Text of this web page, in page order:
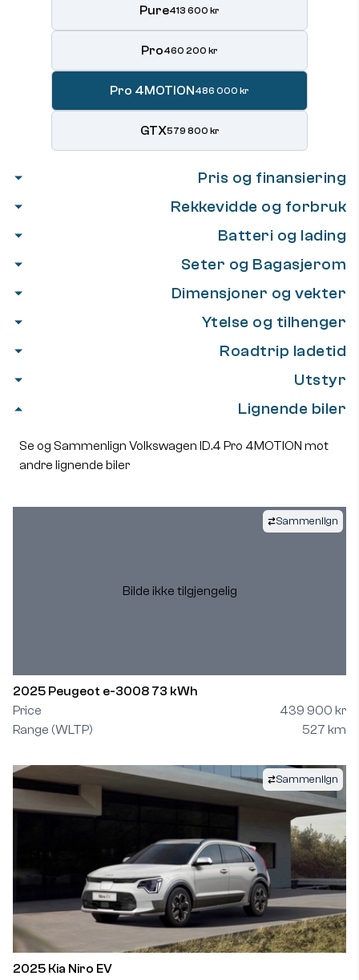
Pure413 600 kr
Pro460 200 kr
Pro 4MOTION486 000 kr
GTX579 800 kr
Pris og finansiering
Rekkevidde og forbruk
Batteri og lading
Seter og Bagasjerom
Dimensjoner og vekter
Ytelse og tilhenger
Roadtrip ladetid
Utstyr
Lignende biler
Se og Sammenlign Volkswagen ID.4 Pro 4MOTION mot
andre lignende biler
Sammenlign
Bilde ikke tilgjengelig
2025 Peugeot e-3008 73 kWh
Price
439 900 kr
Range (WLTP)
527 km
Sammenlign
2025 Kia Niro EV